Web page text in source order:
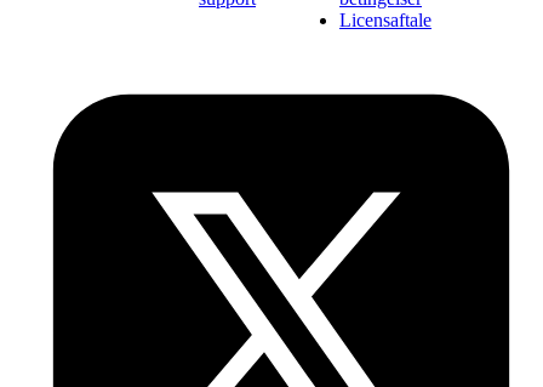
Licensaftale